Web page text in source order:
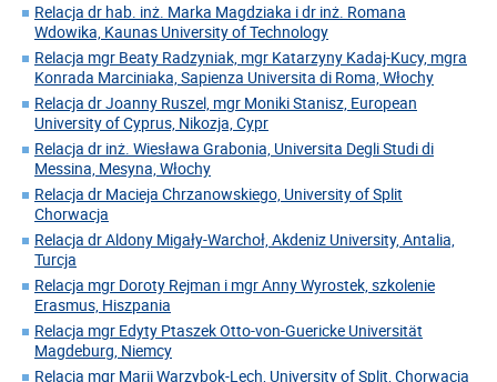
Relacja dr hab. inż. Marka Magdziaka i dr inż. Romana
Wdowika, Kaunas University of Technology
Relacja mgr Beaty Radzyniak, mgr Katarzyny Kadaj-Kucy, mgra
Konrada Marciniaka, Sapienza Universita di Roma, Włochy
Relacja dr Joanny Ruszel, mgr Moniki Stanisz, European
University of Cyprus, Nikozja, Cypr
Relacja dr inż. Wiesława Grabonia, Universita Degli Studi di
Messina, Mesyna, Włochy
Relacja dr Macieja Chrzanowskiego, University of Split
Chorwacja
Relacja dr Aldony Migały-Warchoł, Akdeniz University, Antalia,
Turcja
Relacja mgr Doroty Rejman i mgr Anny Wyrostek, szkolenie
Erasmus, Hiszpania
Relacja mgr Edyty Ptaszek Otto-von-Guericke Universität
Magdeburg, Niemcy
Relacja mgr Marii Warzybok-Lech, University of Split, Chorwacja